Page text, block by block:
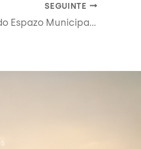
SEGUINTE
Aberto o prazo de inscrición ó curso do Espazo Municipal Ecolóxico “ELABORACIÓN E CATA DE CERVEXAS ARTESÁS”